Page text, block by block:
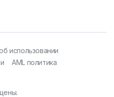
использовании
AML политика